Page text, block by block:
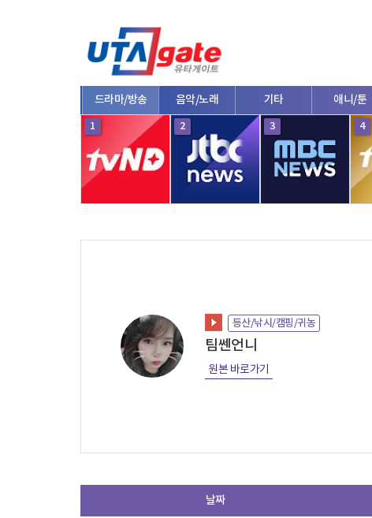
드라마/방송 음악/노래 기타 애니/툰
1 2 3 4
등산/낚시/캠핑/귀농
팀쎈언니
원본 바로가기
날짜